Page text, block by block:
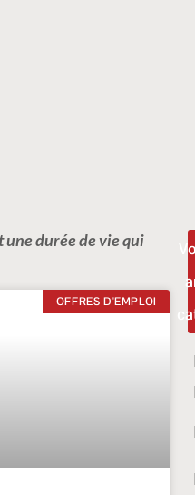
une durée de vie qui
OFFRES D'EMPLOI